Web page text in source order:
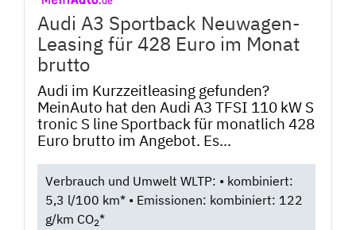
Audi A3 Sportback Neuwagen-
Leasing für 428 Euro im Monat
brutto
Audi im Kurzzeitleasing gefunden?
MeinAuto hat den Audi A3 TFSI 110 kW S
tronic S line Sportback für monatlich 428
Euro brutto im Angebot. Es...
Verbrauch und Umwelt WLTP: • kombiniert:
5,3 l/100 km* • Emissionen: kombiniert: 122
g/km CO2*